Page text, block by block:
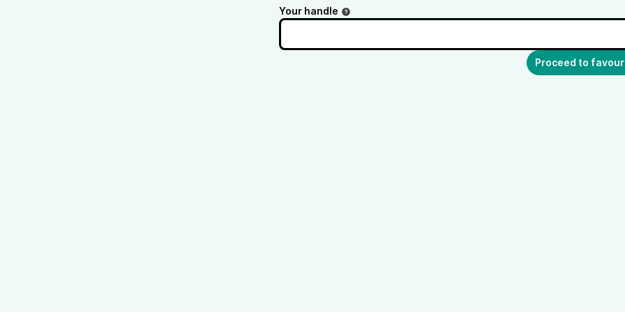
Your handle
Proceed to